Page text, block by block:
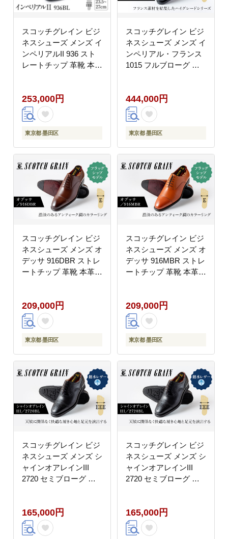
スコッチグレイン ビジ
ネスシューズ メンズ イ
ンペリアルII 936 スト
レートチップ 革靴 本革
253,000円
東京都 墨田区
スコッチグレイン ビジ
ネスシューズ メンズ イ
ンペリアル・フランス
1015 フルブローグ 革
【27.0cm】
444,000円
東京都 墨田区
スコッチグレイン ビジ
ネスシューズ メンズ オ
デッサ 916DBR ストレ
ートチップ 革靴 本革
209,000円
東京都 墨田区
スコッチグレイン ビジ
ネスシューズ メンズ オ
デッサ 916MBR ストレ
ートチップ 革靴 本革
209,000円
東京都 墨田区
スコッチグレイン ビジ
ネスシューズ メンズ シ
ャインオアレインIII
2720 セミブローグ 革
【25.5cm】
165,000円
スコッチグレイン ビジ
ネスシューズ メンズ シ
ャインオアレインIII
2720 セミブローグ 革
【26.0cm】
165,000円